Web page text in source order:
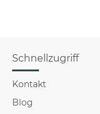
Schnellzugriff
Kontakt
Blog